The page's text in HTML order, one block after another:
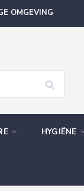
OMGEVING
HYGIËNE